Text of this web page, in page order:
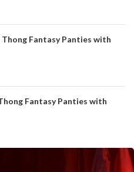
Fantasy Panties with
Fantasy Panties with